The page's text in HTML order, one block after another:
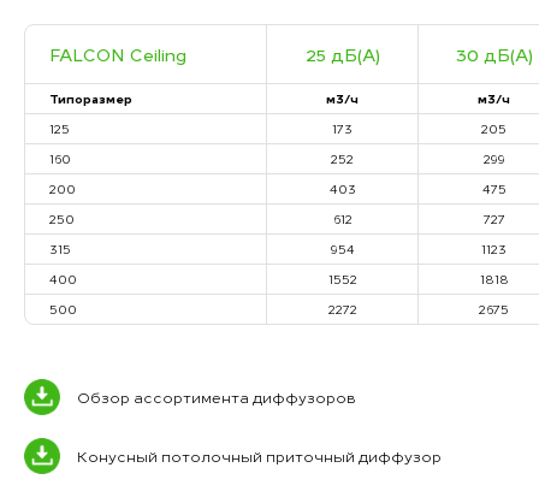
FALCON Ceiling 25 дБ(А) 30 дБ(А)
Типоразмер м3/ч
м3/ч
125
173
205
160
252
299
200
403
475
250
612
727
315
954
1123
400
1552
1818
500
2272 2675
Обзор ассортимента диффузоров
Конусный потолочный приточный диффузор